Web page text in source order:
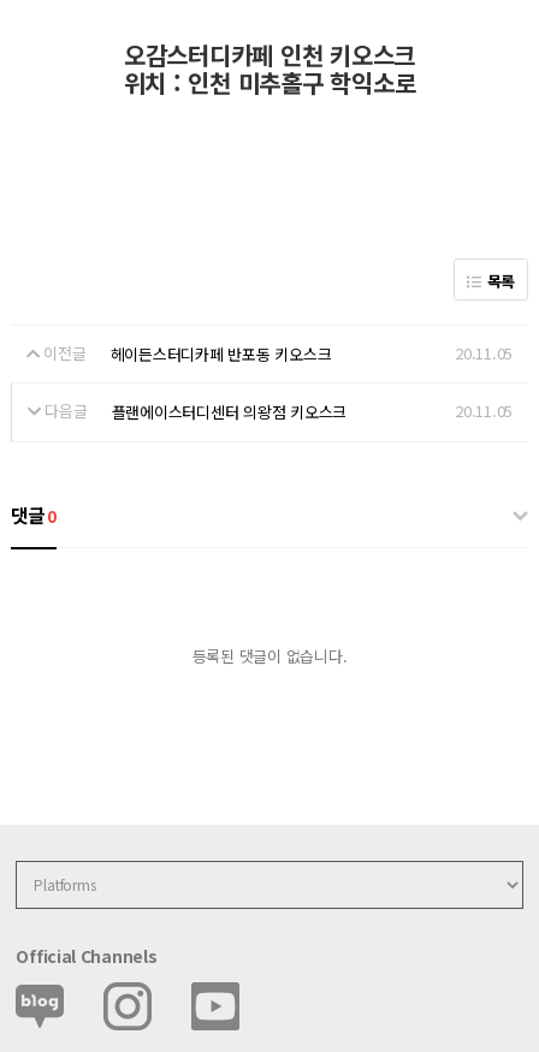
오감스터디카페 인천 키오스크
위치 : 인천 미추홀구 학익소로
목록
이전글 헤이든스터디카페 반포동 키오스크 20.11.05
다음글 플랜에이스터디센터 의왕점 키오스크 20.11.05
댓글0
등록된 댓글이 없습니다.
Official Channels